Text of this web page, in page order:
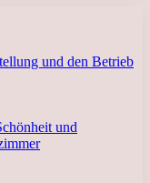
und den Betrieb
und